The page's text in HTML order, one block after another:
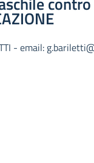
- email: